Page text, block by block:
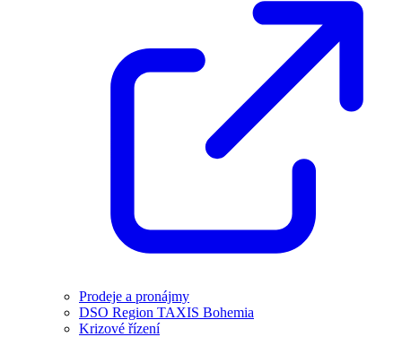
Prodeje a pronájmy
DSO Region TAXIS Bohemia
Krizové řízení